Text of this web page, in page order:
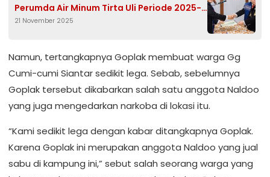
Perumda Air Minum Tirta Uli Periode 2025-
2030
21 November 2025
Namun, tertangkapnya Goplak membuat warga Gg
Cumi-cumi Siantar sedikit lega. Sebab, sebelumnya
Goplak tersebut dikabarkan salah satu anggota Naldoo
yang juga mengedarkan narkoba di lokasi itu.
“Kami sedikit lega dengan kabar ditangkapnya Goplak.
Karena Goplak ini merupakan anggota Naldoo yang jual
sabu di kampung ini,” sebut salah seorang warga yang